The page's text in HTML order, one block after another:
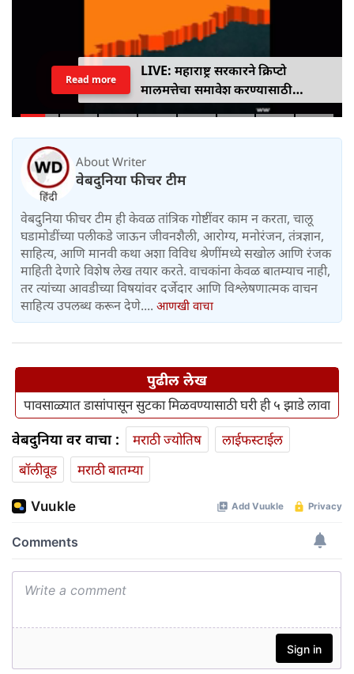
LIVE: महाराष्ट्र सरकारने क्रिप्टो
मालमत्तेचा समावेश करण्यासाठी
एमपीआयडी कायद्यात दुरुस्ती केली
Read more
About Writer
वेबदुनिया फीचर टीम
वेबदुनिया फीचर टीम ही केवळ तांत्रिक गोष्टींवर काम न करता, चालू
घडामोडींच्या पलीकडे जाऊन जीवनशैली, आरोग्य, मनोरंजन, तंत्रज्ञान,
साहित्य, आणि मानवी कथा अशा विविध श्रेणींमध्ये सखोल आणि रंजक
माहिती देणारे विशेष लेख तयार करते. वाचकांना केवळ बातम्याच नाही,
तर त्यांच्या आवडीच्या विषयांवर दर्जेदार आणि विश्लेषणात्मक वाचन
साहित्य उपलब्ध करून देणे.... आणखी वाचा
पुढील लेख
पावसाळ्यात डासांपासून सुटका मिळवण्यासाठी घरी ही ५ झाडे लावा
वेबदुनिया वर वाचा : मराठी ज्योतिष
लाईफस्टाईल
बॉलीवूड
मराठी बातम्या